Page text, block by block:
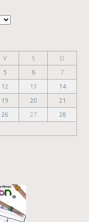
V S
D
5 6
7
12 13
14
19 20
21
26 27
28